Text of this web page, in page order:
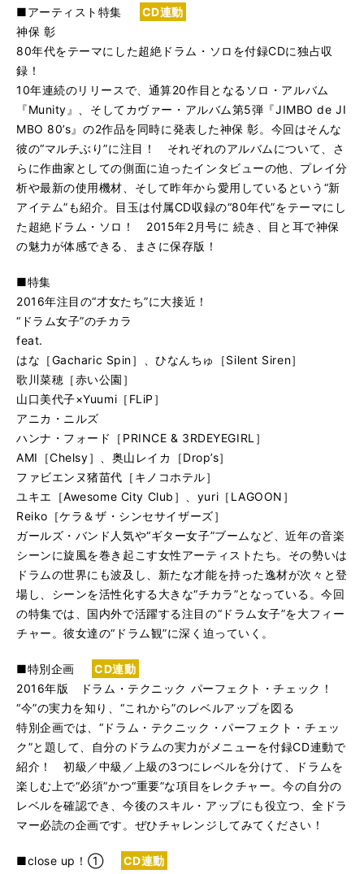
■アーティスト特集
CD連動
神保 彰
80年代をテーマにした超絶ドラム・ソロを付録CDに独占収
録！
10年連続のリリースで、通算20作目となるソロ・アルバム
『Munity』、そしてカヴァー・アルバム第5弾『JIMBO de JI
MBO 80’s』の2作品を同時に発表した神保 彰。今回はそんな
彼の“マルチぶり”に注目！ それぞれのアルバムについて、さ
らに作曲家としての側面に迫ったインタビューの他、プレイ分
析や最新の使用機材、そして昨年から愛用しているという“新
アイテム”も紹介。目玉は付属CD収録の“80年代”をテーマにし
た超絶ドラム・ソロ！ 2015年2月号に 続き、目と耳で神保
の魅力が体感できる、まさに保存版！
■特集
2016年注目の“才女たち”に大接近！
“ドラム女子”のチカラ
feat.
はな［Gacharic Spin］、ひなんちゅ［Silent Siren］
歌川菜穂［赤い公園］
山口美代子×Yuumi［FLiP］
アニカ・ニルズ
ハンナ・フォード［PRINCE & 3RDEYEGIRL］
AMI［Chelsy］、奥山レイカ［Drop’s］
ファビエンヌ猪苗代［キノコホテル］
ユキエ［Awesome City Club］、yuri［LAGOON］
Reiko［ケラ＆ザ・シンセサイザーズ］
ガールズ・バンド人気や“ギター女子”ブームなど、近年の音楽
シーンに旋風を巻き起こす女性アーティストたち。その勢いは
ドラムの世界にも波及し、新たな才能を持った逸材が次々と登
場し、シーンを活性化する大きな“チカラ”となっている。今回
の特集では、国内外で活躍する注目の“ドラム女子”を大フィー
チャー。彼女達の“ドラム観”に深く迫っていく。
■特別企画
CD連動
2016年版 ドラム・テクニック パーフェクト・チェック！
“今”の実力を知り、“これから”のレベルアップを図る
特別企画では、“ドラム・テクニック・パーフェクト・チェッ
ク”と題して、自分のドラムの実力がメニューを付録CD連動で
紹介！ 初級／中級／上級の3つにレベルを分けて、ドラムを
楽しむ上で“必須”かつ“重要”な項目をレクチャー。今の自分の
レベルを確認でき、今後のスキル・アップにも役立つ、全ドラ
マー必読の企画です。ぜひチャレンジしてみてください！
■close up！①
CD連動